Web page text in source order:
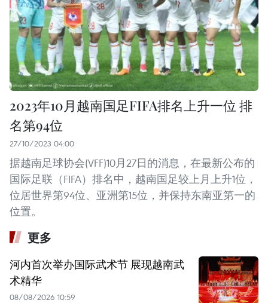
2023年10月越南国足FIFA排名上升一位 排
名第94位
27/10/2023 04:00
据越南足球协会(VFF)10月27日的消息，在最新公布的
国际足联（FIFA）排名中，越南国足较上月上升1位，
位居世界第94位、亚洲第15位，并保持东南亚第一的
位置。
更多
河内首次举办国际武术节 展现越南武
术精华
08/08/2026 10:59